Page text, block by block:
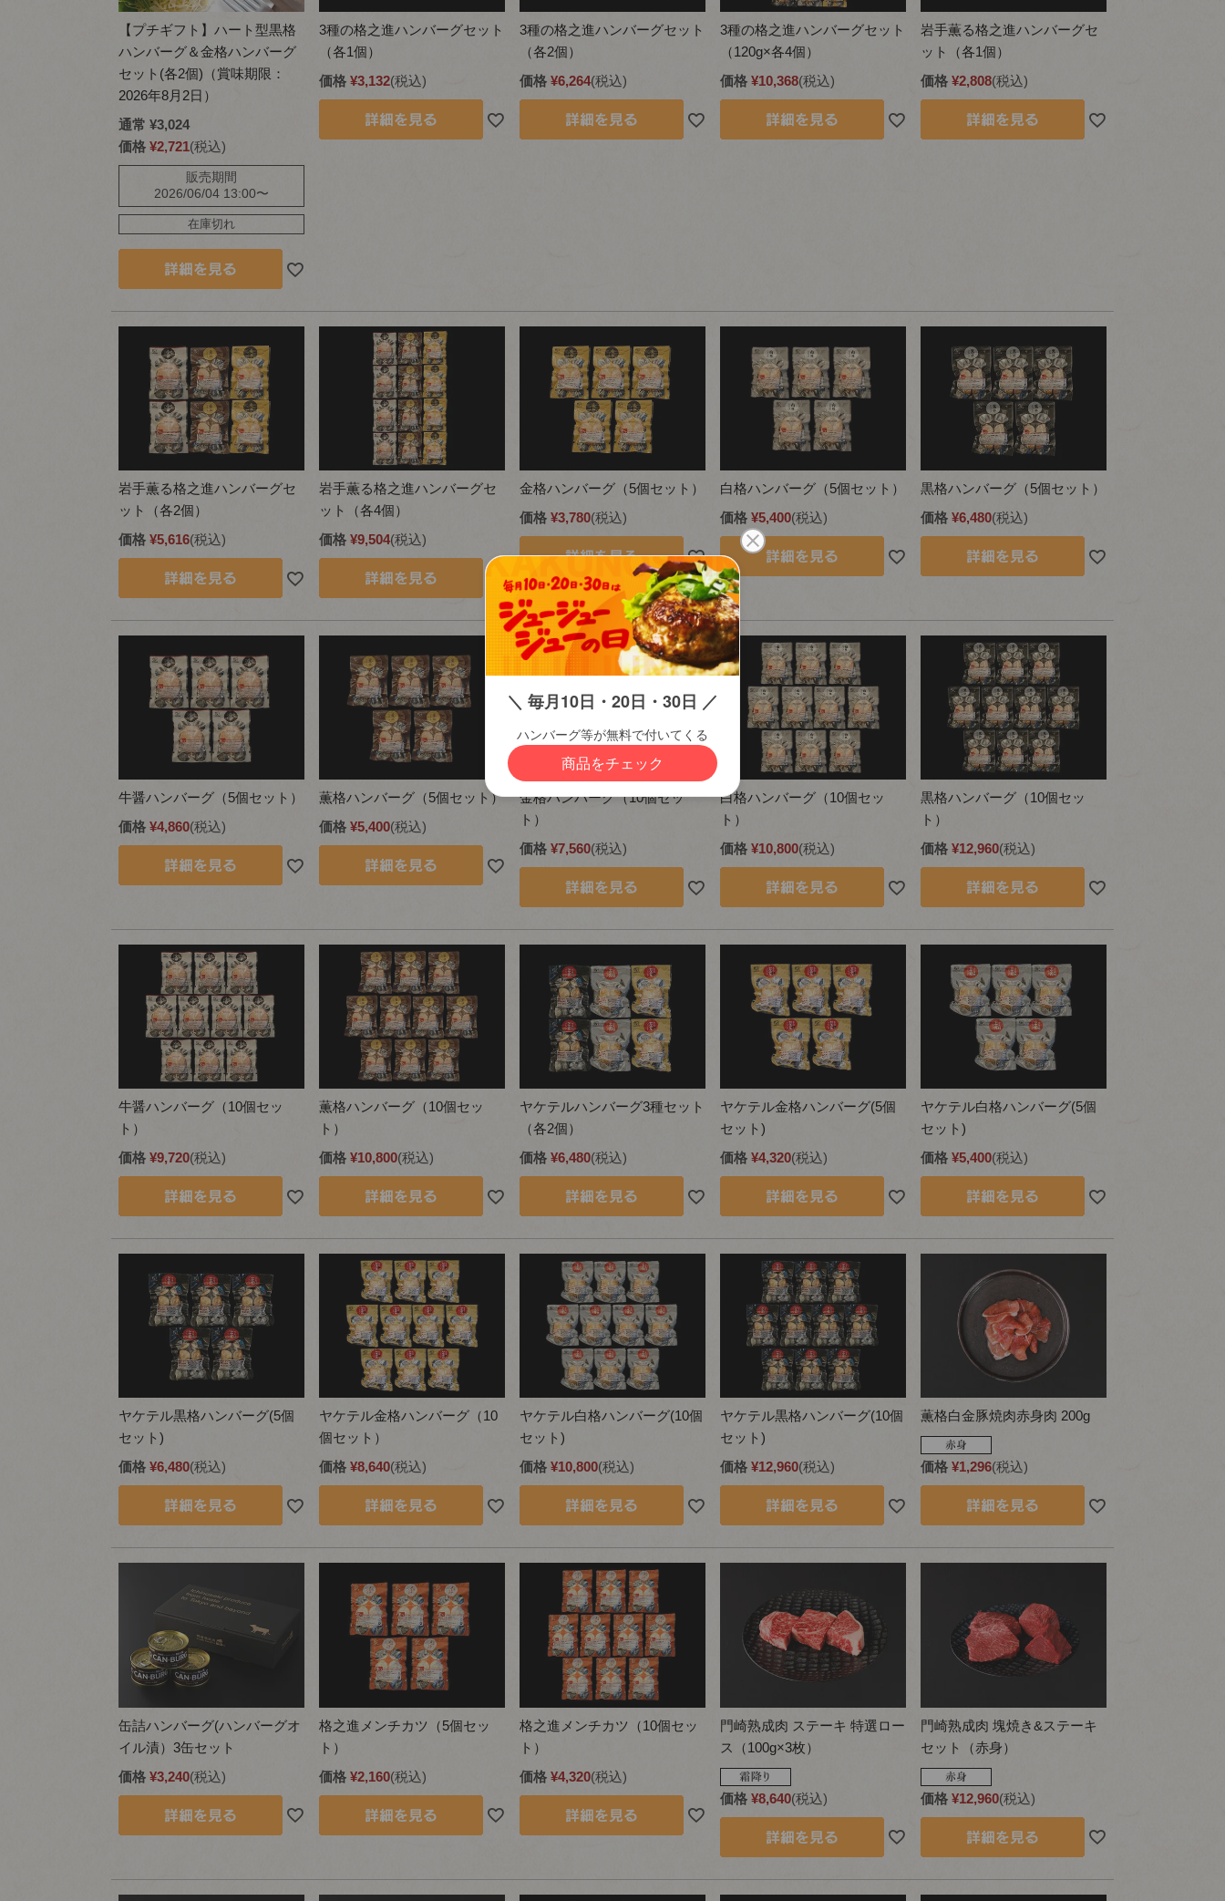
【プチギフト】ハート型黒格
ハンバーグ＆金格ハンバーグ
セット(各2個)（賞味期限：
2026年8月2日）
通常 ¥3,024
価格 ¥2,721 税込
販売期間
2026/06/04 13:00〜
在庫切れ
3種の格之進ハンバーグセット
（各1個）
価格 ¥3,132 税込
3種の格之進ハンバーグセット
（各2個）
価格 ¥6,264 税込
3種の格之進ハンバーグセット
（120g×各4個）
価格 ¥10,368 税込
岩手薫る格之進ハンバーグセ
ット（各1個）
価格 ¥2,808 税込
岩手薫る格之進ハンバーグセ
ット（各2個）
価格 ¥5,616 税込
岩手薫る格之進ハンバーグセ
ット（各4個）
価格 ¥9,504 税込
金格ハンバーグ（5個セット）
価格 ¥3,780 税込
白格ハンバーグ（5個セット）
価格 ¥5,400 税込
黒格ハンバーグ（5個セット）
価格 ¥6,480 税込
牛醤ハンバーグ（5個セット）
価格 ¥4,860 税込
薫格ハンバーグ（5個セット）
価格 ¥5,400 税込
金格ハンバーグ（10個セッ
ト）
価格 ¥7,560 税込
白格ハンバーグ（10個セッ
ト）
価格 ¥10,800 税込
黒格ハンバーグ（10個セッ
ト）
価格 ¥12,960 税込
牛醤ハンバーグ（10個セッ
ト）
価格 ¥9,720 税込
薫格ハンバーグ（10個セッ
ト）
価格 ¥10,800 税込
ヤケテルハンバーグ3種セット
（各2個）
価格 ¥6,480 税込
ヤケテル金格ハンバーグ(5個
セット)
価格 ¥4,320 税込
ヤケテル白格ハンバーグ(5個
セット)
価格 ¥5,400 税込
ヤケテル黒格ハンバーグ(5個
セット)
価格 ¥6,480 税込
ヤケテル金格ハンバーグ（10
個セット）
価格 ¥8,640 税込
ヤケテル白格ハンバーグ(10個
セット)
価格 ¥10,800 税込
ヤケテル黒格ハンバーグ(10個
セット)
価格 ¥12,960 税込
薫格白金豚焼肉赤身肉 200g
価格 ¥1,296 税込
缶詰ハンバーグ(ハンバーグオ
イル漬）3缶セット
価格 ¥3,240 税込
格之進メンチカツ（5個セッ
ト）
価格 ¥2,160 税込
格之進メンチカツ（10個セッ
ト）
価格 ¥4,320 税込
門崎熟成肉 ステーキ 特選ロー
ス（100g×3枚）
価格 ¥8,640 税込
門崎熟成肉 塊焼き&ステーキ
セット（赤身）
価格 ¥12,960 税込